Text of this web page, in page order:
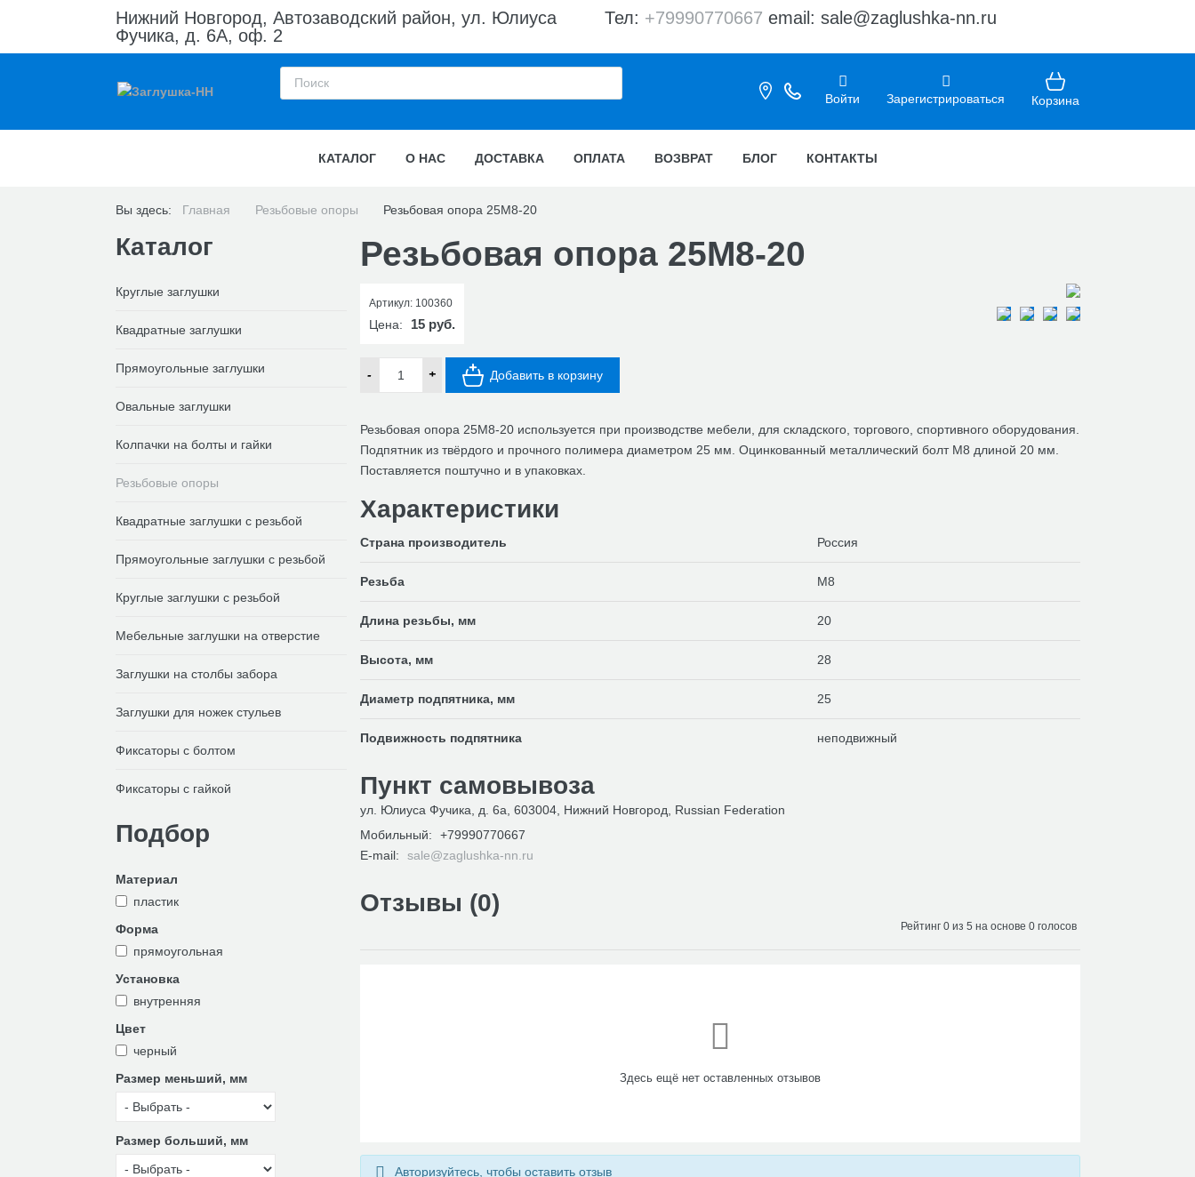
Нижний Новгород, Автозаводский район, ул. Юлиуса
Фучика, д. 6А, оф. 2
Тел: +79990770667 email: sale@zaglushka-nn.ru
Войти Зарегистрироваться Корзина
КАТАЛОГ О НАС ДОСТАВКА ОПЛАТА ВОЗВРАТ БЛОГ КОНТАКТЫ
Вы здесь: Главная Резьбовые опоры Резьбовая опора 25М8-20
Резьбовая опора 25М8-20
Артикул: 100360
Цена: 15 руб.
- + Добавить в корзину
Резьбовая опора 25М8-20 используется при производстве мебели, для складского, торгового, спортивного оборудования.
Подпятник из твёрдого и прочного полимера диаметром 25 мм. Оцинкованный металлический болт М8 длиной 20 мм.
Поставляется поштучно и в упаковках.
Характеристики
Страна производитель Россия
Резьба M8
Длина резьбы, мм 20
Высота, мм 28
Диаметр подпятника, мм 25
Подвижность подпятника неподвижный
Пункт самовывоза
ул. Юлиуса Фучика, д. 6а, 603004, Нижний Новгород, Russian Federation
Мобильный:
+79990770667
E-mail:
sale@zaglushka-nn.ru
Отзывы (0)
Рейтинг 0 из 5 на основе 0 голосов
Здесь ещё нет оставленных отзывов
Авторизуйтесь, чтобы оставить отзыв
Каталог
Круглые заглушки
Квадратные заглушки
Прямоугольные заглушки
Овальные заглушки
Колпачки на болты и гайки
Резьбовые опоры
Квадратные заглушки с резьбой
Прямоугольные заглушки с резьбой
Круглые заглушки с резьбой
Мебельные заглушки на отверстие
Заглушки на столбы забора
Заглушки для ножек стульев
Фиксаторы с болтом
Фиксаторы с гайкой
Подбор
Материал
пластик
Форма
прямоугольная
Установка
внутренняя
Цвет
черный
Размер меньший, мм
Размер больший, мм